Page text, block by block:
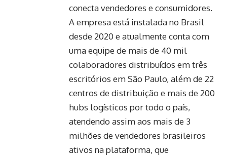
conecta vendedores e consumidores.
A empresa está instalada no Brasil
desde 2020 e atualmente conta com
uma equipe de mais de 40 mil
colaboradores distribuídos em três
escritórios em São Paulo, além de 22
centros de distribuição e mais de 200
hubs logísticos por todo o país,
atendendo assim aos mais de 3
milhões de vendedores brasileiros
ativos na plataforma, que